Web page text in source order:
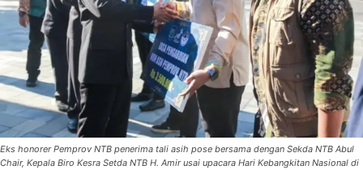
Eks honorer Pemprov NTB penerima tali asih pose bersama dengan Sekda NTB Abul
Chair, Kepala Biro Kesra Setda NTB H. Amir usai upacara Hari Kebangkitan Nasional di